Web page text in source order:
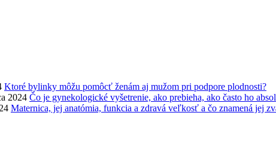
Ktoré bylinky môžu pomôcť ženám aj mužom pri podpore plodnosti?
2024 Čo je gynekologické vyšetrenie, ako prebieha, ako často ho
Maternica, jej anatómia, funkcia a zdravá veľkosť a čo znamená jej